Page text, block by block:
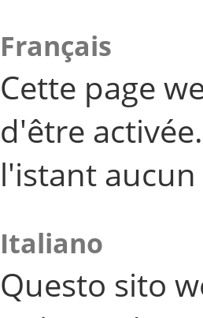
Français
Cette page
d'être
l'istant
Italiano
Questo sito